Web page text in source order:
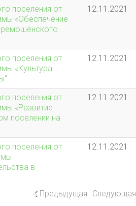
поселения от
«Обеспечение
12.11.2021
поселения от
«Культура
12.11.2021
поселения от
«Развитие
поселении на
12.11.2021
поселения от
в
12.11.2021
Предыдущая Следующая